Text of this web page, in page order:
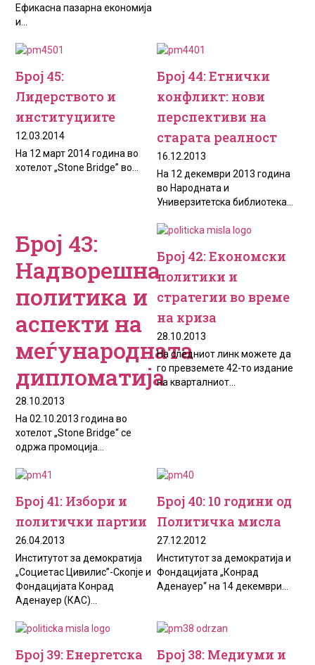
Ефикасна пазарна економија
и...
Број 45:
Лидерството и
институциите
12.03.2014
На 12 март 2014 година во
хотелот „Stone Bridge” во...
Број 44: Етнички
конфликт: нови
перспективи на
старата реалност
16.12.2013
На 12 декември 2013 година
во Народната и
Универзитетска библиотека...
Број 43:
Надворешна
политика и
аспекти на
меѓународната
дипломатија
28.10.2013
На 02.10.2013 година во
хотелот „Stone Bridge“ се
одржа промоција...
Број 42: Економски
политики и
стратегии во време
на криза
28.10.2013
На следниот линк можете да
го превземете 42-то издание
на кварталниот...
Број 41: Избори и
политички партии
26.04.2013
Институтот за демократија
„Социетас Цивилис”-Скопје и
Фондацијата Конрад
Аденауер (КАС)...
Број 40: 10 години од
Политичка мисла
27.12.2012
Институтот за демократија и
Фондацијата „Конрад
Аденауер“ на 14 декември...
Брoj 39: Енергетска Број 38: Медиуми и